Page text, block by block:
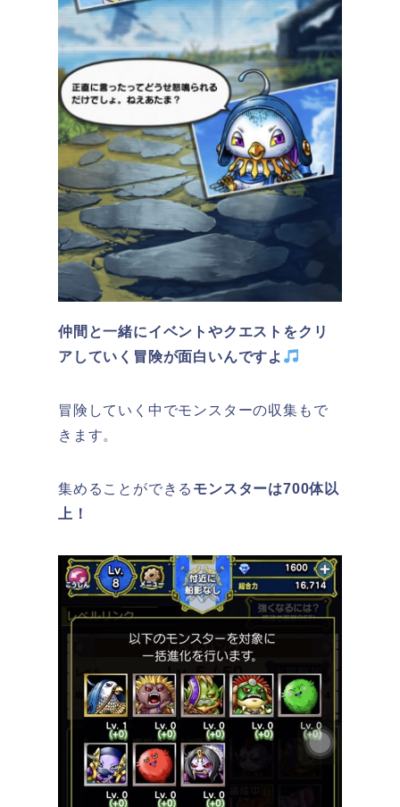
仲間と一緒にイベントやクエストをクリ
アしていく冒険が面白いんですよ
冒険していく中でモンスターの収集もで
きます。
集めることができる モンスターは700体以
上！